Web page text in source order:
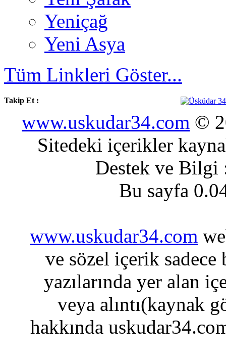
Yeniçağ
Yeni Asya
Tüm Linkleri Göster...
Takip Et :
www.uskudar34.com ©
Sitedeki içerikler
Destek ve
Bu sayfa
www.uskudar34.com
ve sözel içerik sadece
yazılarında yer alan
veya alıntı(kaynak
hakkında